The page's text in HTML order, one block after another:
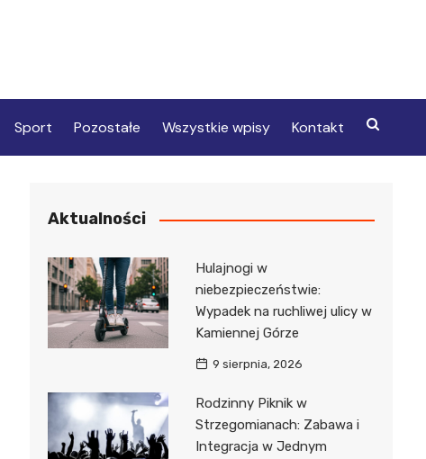
Sport Pozostałe Wszystkie wpisy Kontakt
Aktualności
Hulajnogi w
niebezpieczeństwie:
Wypadek na ruchliwej ulicy w
Kamiennej Górze
9 sierpnia, 2026
Rodzinny Piknik w
Strzegomianach: Zabawa i
Integracja w Jednym